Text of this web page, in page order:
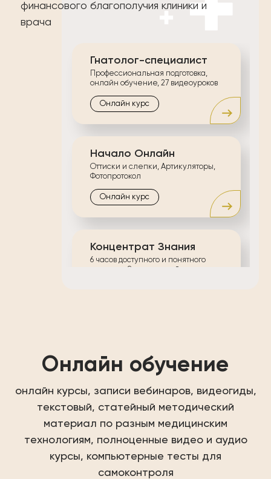
финансового благополучия клиники и
врача
Гнатолог-специалист
Профессиональная подготовка,
онлайн обучение, 27 видеоуроков
Онлайн курс
Начало Онлайн
Оттиски и слепки, Артикуляторы,
Фотопротокол
Онлайн курс
Концентрат Знания
6 часов доступного и понятного
контента, Заряд эмоций и
Онлайн Марафон
"Ошибки имплантации"
Зуботехнические ошибки,
Хирургические методы,
Ортопедическая коррекция,
Онлайн курс
Онлайн обучение
онлайн курсы, записи вебинаров, видеогиды,
текстовый, статейный методический
материал по разным медицинским
технологиям, полноценные видео и аудио
курсы, компьютерные тесты для
самоконтроля